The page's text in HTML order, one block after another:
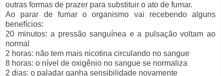
outras formas de prazer para substituir o ato de fumar.
Ao parar de fumar o organismo vai recebendo alguns
benefícios:
20 minutos: a pressão sanguínea e a pulsação voltam ao
normal
2 horas: não tem mais nicotina circulando no sangue
8 horas: o nível de oxigênio no sangue se normaliza
2 dias: o paladar ganha sensibilidade novamente